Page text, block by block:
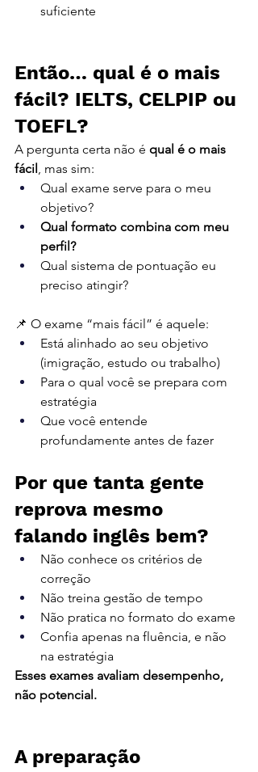
suficiente
Então… qual é o mais
fácil? IELTS, CELPIP ou
TOEFL?
A pergunta certa não é qual é o mais
fácil , mas sim:
Qual exame serve para o meu
objetivo?
Qual formato combina com meu
perfil?
Qual sistema de pontuação eu
preciso atingir?
📌 O exame “mais fácil” é aquele:
Está alinhado ao seu objetivo
(imigração, estudo ou trabalho)
Para o qual você se prepara com
estratégia
Que você entende
profundamente antes de fazer
Por que tanta gente
reprova mesmo
falando inglês bem?
Não conhece os critérios de
correção
Não treina gestão de tempo
Não pratica no formato do exame
Confia apenas na fluência, e não
na estratégia
Esses exames avaliam desempenho,
não potencial.
A preparação